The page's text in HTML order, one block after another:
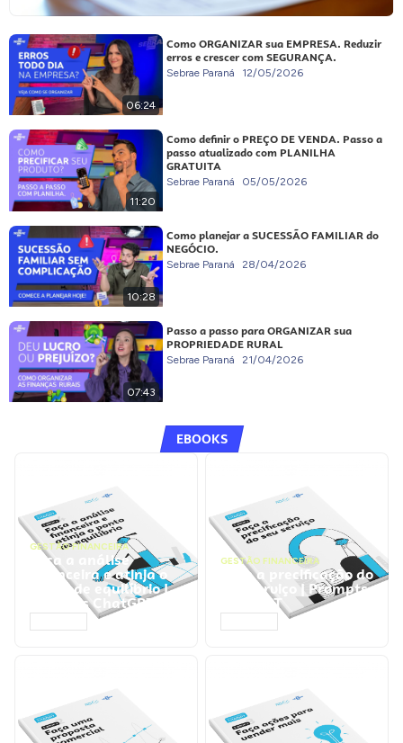
06:24
Como ORGANIZAR sua EMPRESA. Reduzir
erros e crescer com SEGURANÇA.
Sebrae Paraná 12/05/2026
11:20
Como definir o PREÇO DE VENDA. Passo a
passo atualizado com PLANILHA
GRATUITA
Sebrae Paraná 05/05/2026
10:28
Como planejar a SUCESSÃO FAMILIAR do
NEGÓCIO.
Sebrae Paraná 28/04/2026
07:43
Passo a passo para ORGANIZAR sua
PROPRIEDADE RURAL
Sebrae Paraná 21/04/2026
EBOOKS
GESTÃO FINANCEIRA
Faça a análise
financeira e atinja o
ponto de equilíbrio |
Prompts ChatGPT
GESTÃO FINANCEIRA
Faça a precificação do
seu serviço | Prompts
ChatGPT